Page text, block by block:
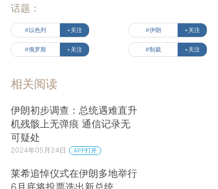
话题：
#以色列 +关注 #伊朗 +关注
#俄罗斯 +关注 #制裁 +关注
相关阅读
伊朗初步调查：总统遇难直升
机残骸上无弹痕 通信记录无
可疑处
2024年05月24日 APP打开
莱希追悼仪式在伊朗多地举行